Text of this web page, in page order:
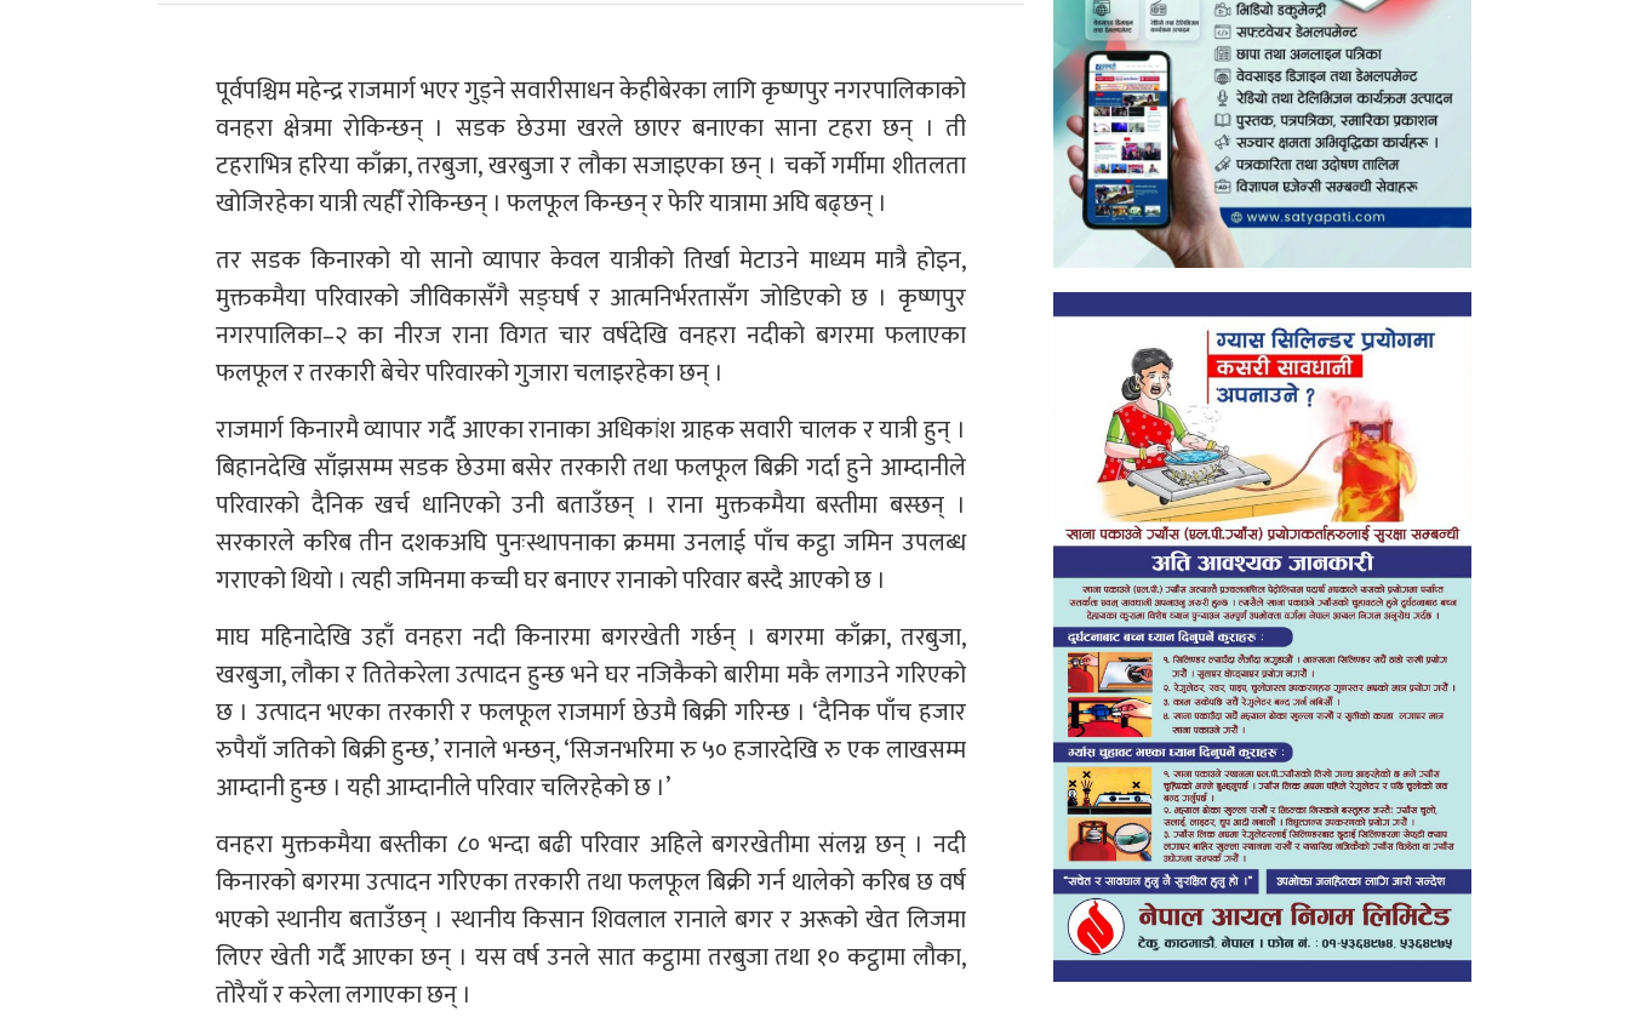
पूर्वपश्चिम महेन्द्र राजमार्ग भएर गुड्ने सवारीसाधन केहीबेरका लागि कृष्णपुर नगरपालिकाको
वनहरा क्षेत्रमा रोकिन्छन् । सडक छेउमा खरले छाएर बनाएका साना टहरा छन् । ती
टहराभित्र हरिया काँक्रा, तरबुजा, खरबुजा र लौका सजाइएका छन् । चर्को गर्मीमा शीतलता
खोजिरहेका यात्री त्यहीँ रोकिन्छन् । फलफूल किन्छन् र फेरि यात्रामा अघि बढ्छन् ।
तर सडक किनारको यो सानो व्यापार केवल यात्रीको तिर्खा मेटाउने माध्यम मात्रै होइन,
मुक्तकमैया परिवारको जीविकासँगै सङ्घर्ष र आत्मनिर्भरतासँग जोडिएको छ । कृष्णपुर
नगरपालिका–२ का नीरज राना विगत चार वर्षदेखि वनहरा नदीको बगरमा फलाएका
फलफूल र तरकारी बेचेर परिवारको गुजारा चलाइरहेका छन् ।
राजमार्ग किनारमै व्यापार गर्दै आएका रानाका अधिकांश ग्राहक सवारी चालक र यात्री हुन् ।
बिहानदेखि साँझसम्म सडक छेउमा बसेर तरकारी तथा फलफूल बिक्री गर्दा हुने आम्दानीले
परिवारको दैनिक खर्च धानिएको उनी बताउँछन् । राना मुक्तकमैया बस्तीमा बस्छन् ।
सरकारले करिब तीन दशकअघि पुनःस्थापनाका क्रममा उनलाई पाँच कट्ठा जमिन उपलब्ध
गराएको थियो । त्यही जमिनमा कच्ची घर बनाएर रानाको परिवार बस्दै आएको छ ।
माघ महिनादेखि उहाँ वनहरा नदी किनारमा बगरखेती गर्छन् । बगरमा काँक्रा, तरबुजा,
खरबुजा, लौका र तितेकरेला उत्पादन हुन्छ भने घर नजिकैको बारीमा मकै लगाउने गरिएको
छ । उत्पादन भएका तरकारी र फलफूल राजमार्ग छेउमै बिक्री गरिन्छ । ‘दैनिक पाँच हजार
रुपैयाँ जतिको बिक्री हुन्छ,’ रानाले भन्छन्, ‘सिजनभरिमा रु ५० हजारदेखि रु एक लाखसम्म
आम्दानी हुन्छ । यही आम्दानीले परिवार चलिरहेको छ ।’
वनहरा मुक्तकमैया बस्तीका ८० भन्दा बढी परिवार अहिले बगरखेतीमा संलग्न छन् । नदी
किनारको बगरमा उत्पादन गरिएका तरकारी तथा फलफूल बिक्री गर्न थालेको करिब छ वर्ष
भएको स्थानीय बताउँछन् । स्थानीय किसान शिवलाल रानाले बगर र अरूको खेत लिजमा
लिएर खेती गर्दै आएका छन् । यस वर्ष उनले सात कट्ठामा तरबुजा तथा १० कट्ठामा लौका,
तोरैयाँ र करेला लगाएका छन् ।